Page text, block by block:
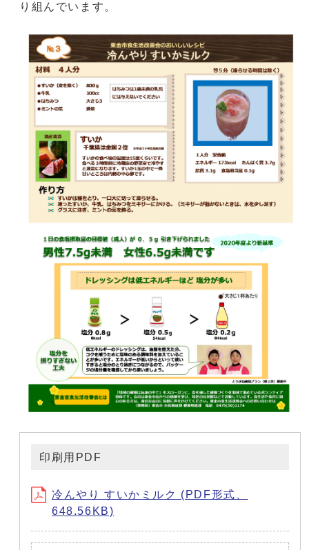
り組んでいます。
印刷用PDF
冷んやり すいかミルク (PDF形式、
648.56KB)